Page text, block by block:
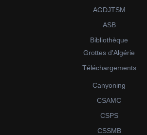
AGDJTSM
ASB
Bibliothèque
Grottes d'Algérie
Téléchargements
Canyoning
CSAMC
CSPS
CSSMB